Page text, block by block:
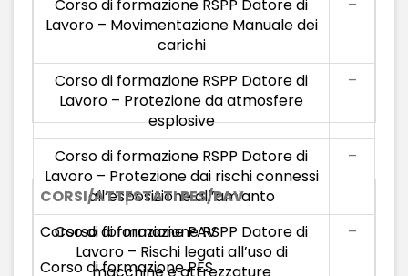
Corso di formazione RSPP Datore di
Lavoro – Movimentazione Manuale dei
carichi
–
Corso di formazione RSPP Datore di
Lavoro – Protezione da atmosfere
esplosive
–
Corso di formazione RSPP Datore di
Lavoro – Protezione dai rischi connessi
all’esposizione all’amianto
–
Corso di formazione RSPP Datore di
Lavoro – Rischi legati all’uso di
–
CORSI/ATTESTATI PES/PAV
Corso di formazione PAV
Corso di formazione PES